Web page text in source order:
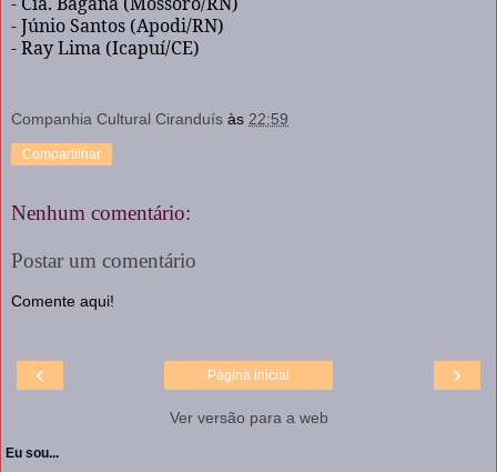
- Júnio Santos (Apodi/RN)
- Ray Lima (Icapuí/CE)
Companhia Cultural Ciranduís às 22:59
Compartilhar
Nenhum comentário:
Postar um comentário
Comente aqui!
‹ ›
Página inicial
Ver versão para a web
Eu sou...